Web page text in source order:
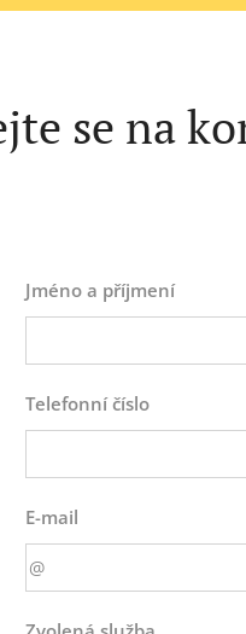
se na
Jméno a příjmení
Telefonní číslo
E-mail